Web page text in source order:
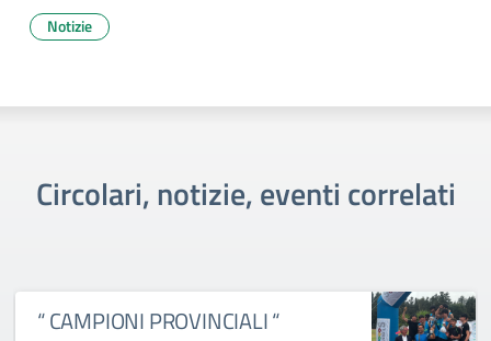
Notizie
Circolari, notizie, eventi correlati
“ CAMPIONI PROVINCIALI “